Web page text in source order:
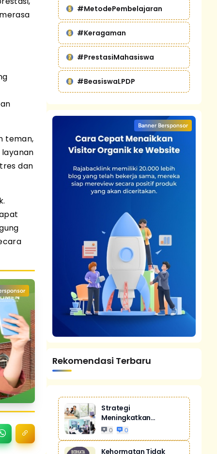
teman,
dan
#MetodePembelajaran
#Keragaman
#PrestasiMahasiswa
#BeasiswaLPDP
Banner Bersponsor
Rekomendasi Terbaru
Strategi
Meningkatkan
Penjualan Melalui
0 0
Kehormatan Tidak